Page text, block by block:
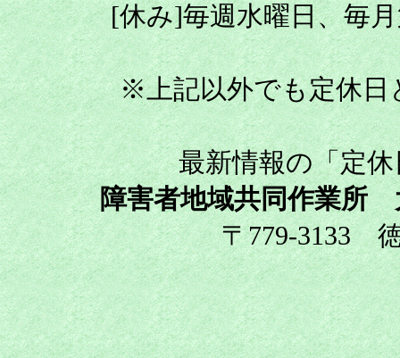
[休み]毎週水曜日、毎
※上記以外でも定休日
最新情報の「定
障害者地域共同作業所
〒779-3133